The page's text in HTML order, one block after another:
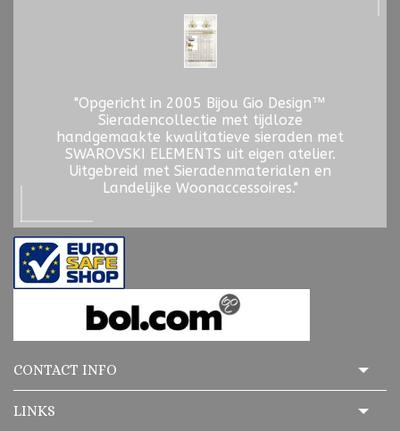
"Opgericht in 2005 Bijou Gio Design™
Sieradencollectie met tijdloze
handgemaakte kwalitatieve sieraden met
SWAROVSKI ELEMENTS uit eigen atelier.
Uitgebreid met Sieradenmaterialen en
Landelijke Woonaccessoires."
CONTACT INFO
LINKS